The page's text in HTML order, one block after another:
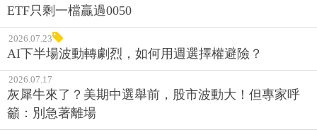
ETF只剩一檔贏過0050
2026.07.23
AI下半場波動轉劇烈，如何用週選擇權避險？
2026.07.17
灰犀牛來了？美期中選舉前，股市波動大！但專家呼
籲：別急著離場